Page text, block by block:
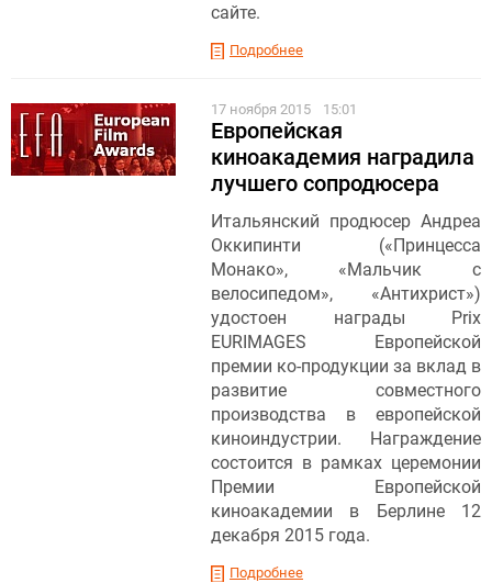
сайте.
Подробнее
17 ноября 2015 15:01
Европейская
киноакадемия наградила
лучшего сопродюсера
Итальянский продюсер Андреа
Оккипинти («Принцесса
Монако», «Мальчик с
велосипедом», «Антихрист»)
удостоен награды Prix
EURIMAGES Европейской
премии ко-продукции за вклад в
развитие совместного
производства в европейской
киноиндустрии. Награждение
состоится в рамках церемонии
Премии Европейской
киноакадемии в Берлине 12
декабря 2015 года.
Подробнее